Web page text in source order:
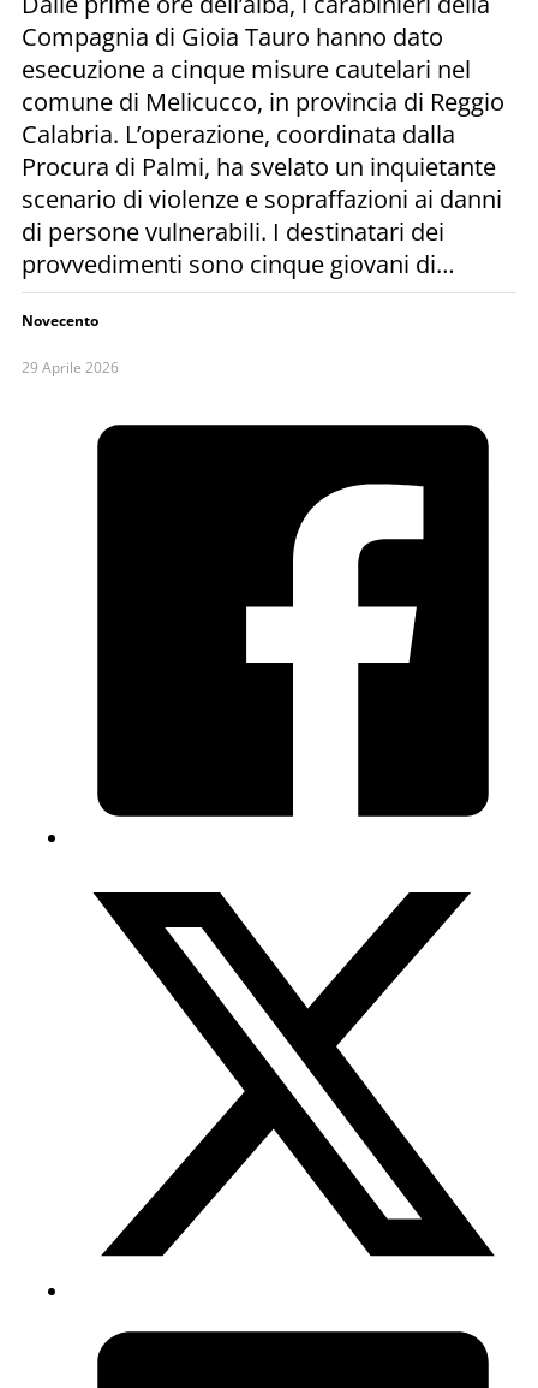
Compagnia di Gioia Tauro hanno dato
esecuzione a cinque misure cautelari nel
comune di Melicucco, in provincia di Reggio
Calabria. L’operazione, coordinata dalla
Procura di Palmi, ha svelato un inquietante
scenario di violenze e sopraffazioni ai danni
di persone vulnerabili. I destinatari dei
provvedimenti sono cinque giovani di…
Novecento
29 Aprile 2026